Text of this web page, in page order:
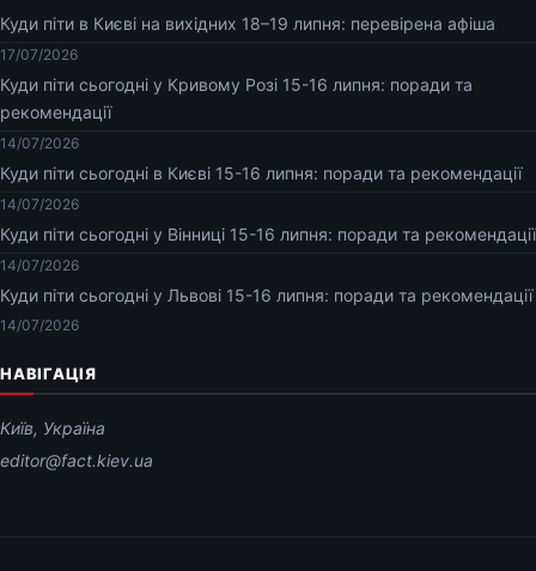
Куди піти в Києві на вихідних 18–19 липня: перевірена афіша
17/07/2026
Куди піти сьогодні у Кривому Розі 15-16 липня: поради та
рекомендації
14/07/2026
Куди піти сьогодні в Києві 15-16 липня: поради та рекомендації
14/07/2026
Куди піти сьогодні у Вінниці 15-16 липня: поради та рекомендації
14/07/2026
Куди піти сьогодні у Львові 15-16 липня: поради та рекомендації
14/07/2026
НАВІГАЦІЯ
Київ, Україна
editor@fact.kiev.ua